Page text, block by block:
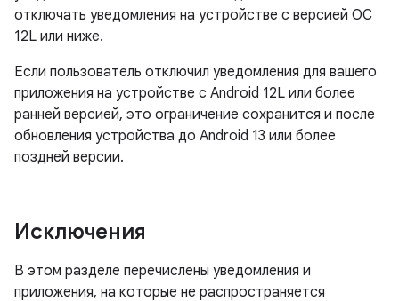
отключать уведомления на устройстве с версией ОС
12L или ниже.
Если пользователь отключил уведомления для вашего
приложения на устройстве с Android 12L или более
ранней версией, это ограничение сохранится и после
обновления устройства до Android 13 или более
поздней версии.
Исключения
В этом разделе перечислены уведомления и
приложения, на которые не распространяется